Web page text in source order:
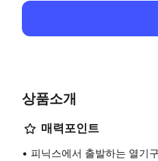
상품소개
매력포인트
피닉스에서 출발하는 열기